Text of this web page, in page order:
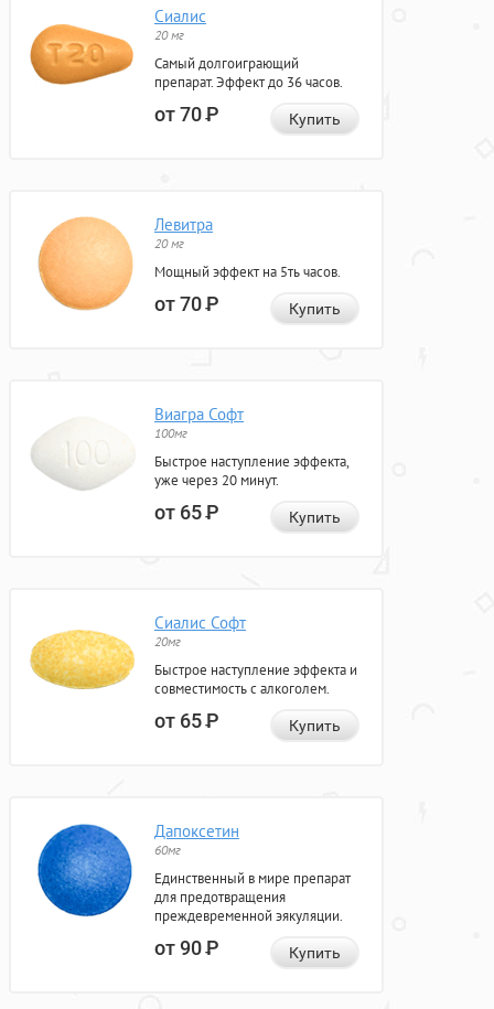
Сиалис
20 мг
Самый долгоиграющий
препарат. Эффект до 36 часов.
от 70Р Купить
Левитра
20 мг
Мощный эффект на 5ть часов.
от 70Р Купить
Виагра Софт
100мг
Быстрое наступление эффекта,
уже через 20 минут.
от 65Р Купить
Сиалис Софт
20мг
Быстрое наступление эффекта и
совместимость с алкоголем.
от 65Р Купить
Дапоксетин
60мг
Единственный в мире препарат
для предотвращения
преждевременной эякуляции.
от 90Р Купить